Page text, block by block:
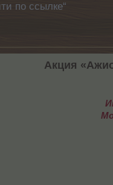
по ссылке“
Акция